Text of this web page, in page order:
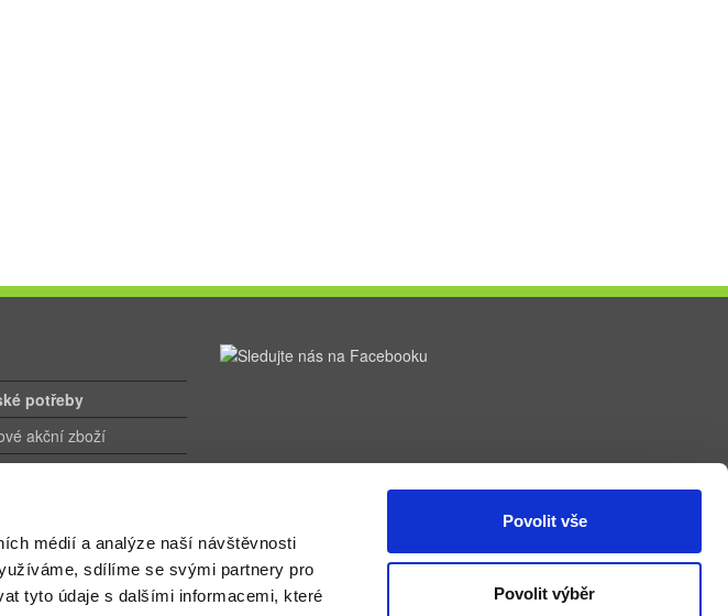
médií a analýze naší návštěvnosti
sdílíme se svými partnery pro
tyto údaje s dalšími informacemi, které
Povolit vše
Povolit výběr
potřeby
akční zboží